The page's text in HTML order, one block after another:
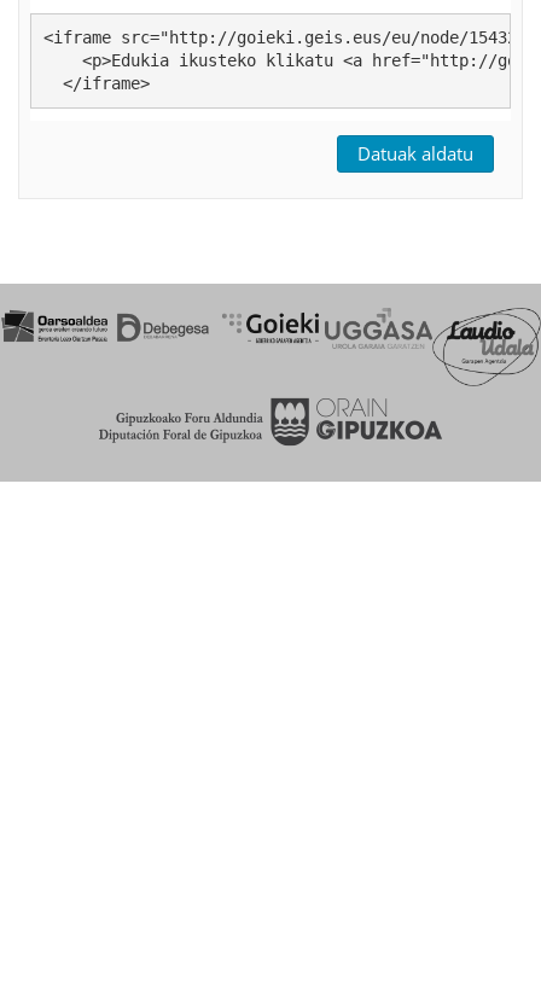
<iframe src="http://goieki.geis.eus/eu/node/
<p>Edukia ikusteko klikatu <a href="http://
  </iframe>
Datuak aldatu